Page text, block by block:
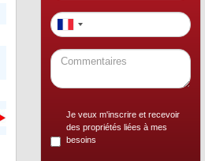
Je veux m'inscrire et recevoir
des propriétés liées à mes
besoins